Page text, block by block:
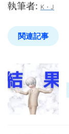
執筆者: K・J
関連記事